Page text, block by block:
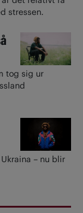
stressen.
tog sig ur
– nu blir